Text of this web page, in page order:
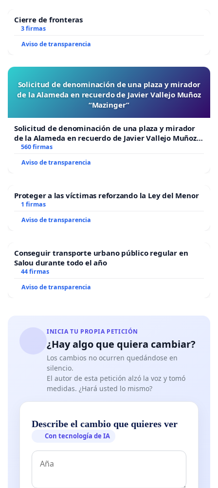
Cierre de fronteras
3 firmas
Aviso de transparencia
Solicitud de denominación de una plaza y mirador
de la Alameda en recuerdo de Javier Vallejo Muñoz
“Mazinger”
Solicitud de denominación de una plaza y mirador
de la Alameda en recuerdo de Javier Vallejo Muñoz
“Mazinger”
560 firmas
Aviso de transparencia
Proteger a las víctimas reforzando la Ley del Menor
1 firmas
Aviso de transparencia
Conseguir transporte urbano público regular en
Salou durante todo el año
44 firmas
Aviso de transparencia
INICIA TU PROPIA PETICIÓN
¿Hay algo que quiera cambiar?
Los cambios no ocurren quedándose en
silencio.
El autor de esta petición alzó la voz y tomó
medidas. ¿Hará usted lo mismo?
Describe el cambio que quieres ver
Con tecnología de IA